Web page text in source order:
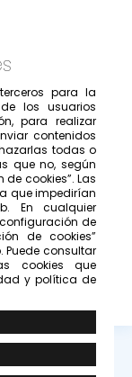
e informado
para la
los usuarios
para realizar
contenidos
todas o
que no, según
cookies”. Las
que impedirían
En cualquier
de
de cookies”
Puede consultar
cookies que
y política de